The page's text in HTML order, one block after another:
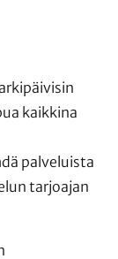
kaikkina
palveluista
tarjoajan